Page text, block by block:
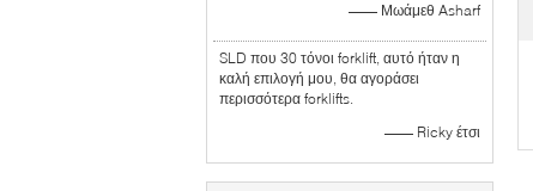
—— Μωάμεθ Asharf
SLD που 30 τόνοι forklift, αυτό ήταν η
καλή επιλογή μου, θα αγοράσει
περισσότερα forklifts.
—— Ricky έτσι